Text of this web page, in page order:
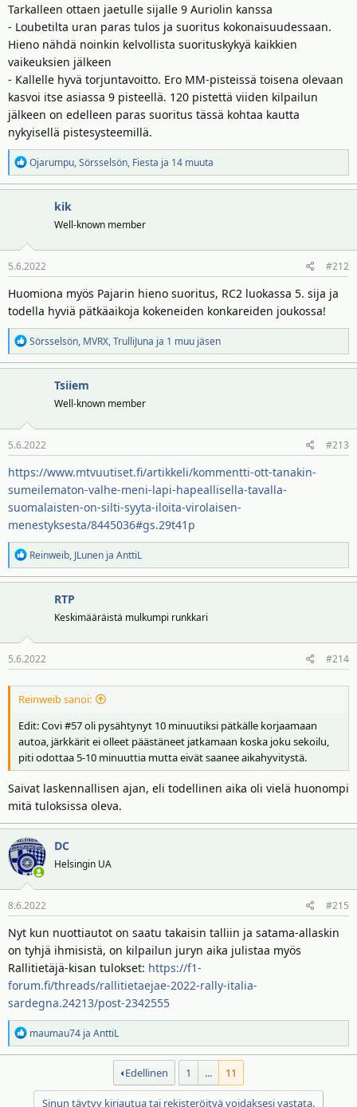
Tarkalleen ottaen jaetulle sijalle 9 Auriolin kanssa
- Loubetilta uran paras tulos ja suoritus kokonaisuudessaan.
Hieno nähdä noinkin kelvollista suorituskykyä kaikkien
vaikeuksien jälkeen
- Kallelle hyvä torjuntavoitto. Ero MM-pisteissä toisena olevaan
kasvoi itse asiassa 9 pisteellä. 120 pistettä viiden kilpailun
jälkeen on edelleen paras suoritus tässä kohtaa kautta
nykyisellä pistesysteemillä.
R
e
a
o
t
Ojarumpu,Sörsselsön, Fiesta ja 14 muuta
kik
Well-known member
5.6.2022 #212
Huomiona myös Pajarin hieno suoritus, RC2 luokassa 5. sija ja
todella hyviä pätkäaikoja kokeneiden konkareiden joukossa!
R
e
a
o
t
Sörsselsön, MVRX,TrulliJuna ja 1 muu jäsen
Tsiiem
Well-known member
5.6.2022 #213
https://www.mtvuutiset.fi/artikkeli/kommentti-ott-tanakin-
sumeilematon-valhe-meni-lapi-hapeallisella-tavalla-
suomalaisten-on-silti-syyta-iloita-virolaisen-
menestyksesta/8445036#gs.29t41p
R
e
a
o
t
Reinweib, JLunen ja AnttiL
RTP
Keskimääräistä mulkumpi runkkari
5.6.2022 #214
Reinweib sanoi:
Edit: Covi #57 oli pysähtynyt 10 minuutiksi pätkälle korjaamaan
autoa, järkkärit ei olleet päästäneet jatkamaan koska joku sekoilu,
piti odottaa 5-10 minuuttia mutta eivät saanee aikahyvitystä.
Saivat laskennallisen ajan, eli todellinen aika oli vielä huonompi
mitä tuloksissa oleva.
DC
Helsingin UA
8.6.2022 #215
Nyt kun nuottiautot on saatu takaisin talliin ja satama-allaskin
on tyhjä ihmisistä, on kilpailun juryn aika julistaa myös
Rallitietäjä-kisan tulokset: https://f1-
forum.fi/threads/rallitietaejae-2022-rally-italia-
sardegna.24213/post-2342555
R
e
maumau74 ja AnttiL
Edellinen 1 ... 11
Sinun täytyy kirjautua tai rekisteröityä voidaksesi vastata.